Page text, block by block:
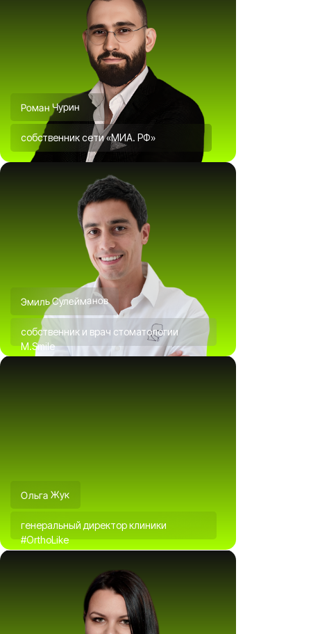
собственник сети «МИА. РФ»
Роман Чурин
собственник и врач стоматологии
M.Smile
Эмиль Сулейманов
генеральный директор клиники
#OrthoLike
Ольга Жук